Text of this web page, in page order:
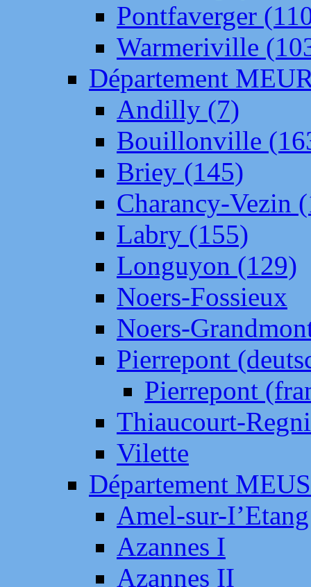
Pontfaverger
Warmeriville
Département
Andilly (7)
Bouillonville
Briey (145)
Charancy-Vezin
Labry (155)
Longuyon (129)
Noers-Fossieux
Noers-
Pierrepont
Pierrepont
Thiaucourt-
Vilette
Département
Amel-sur-
Azannes I
Azannes II